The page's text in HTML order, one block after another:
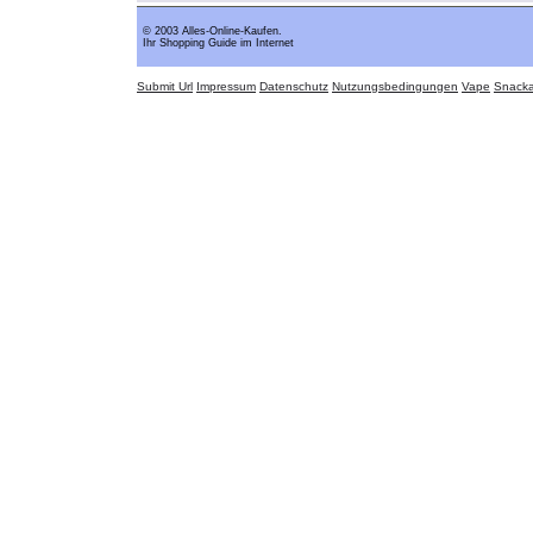
© 2003 Alles-Online-Kaufen.
Ihr Shopping Guide im Internet
Submit Url Impressum Datenschutz Nutzungsbedingungen Vape